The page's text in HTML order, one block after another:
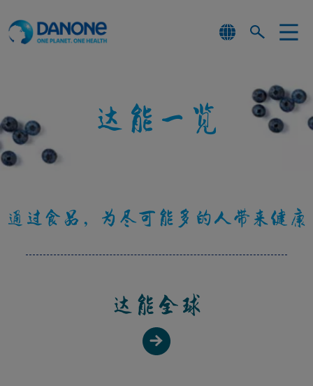
达能一览
通过食品，为尽可能多的人带来健康
达能全球